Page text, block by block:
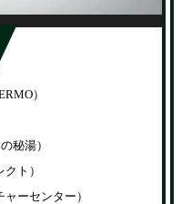
）
秘湯）
ト）
ーセンター）